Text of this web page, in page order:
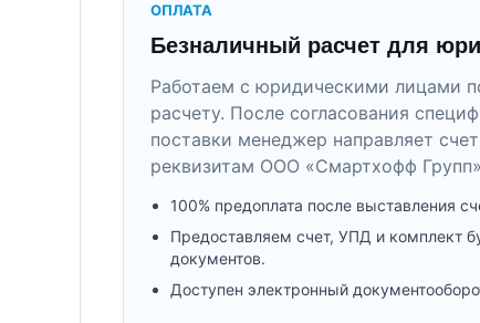
ОПЛАТА
Безналичный расчет для
Работаем с юридическими лицами
расчету. После согласования
поставки менеджер направляет
реквизитам ООО «Смартхофф
100% предоплата после выставления
Предоставляем счет, УПД и комплект
документов.
Доступен электронный